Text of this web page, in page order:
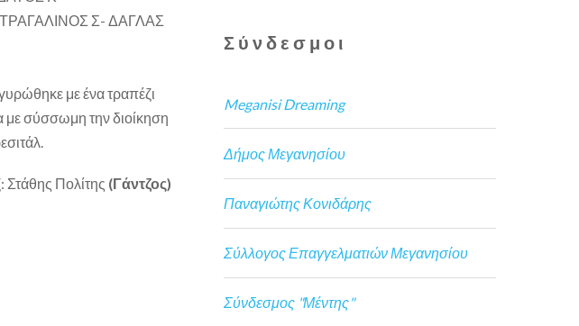
Σ- ΔΑΓΛΑΣ
με ένα τραπέζι
με σύσσωμη την διοίκηση
Στάθης Πολίτης (Γάντζος)
Σύνδεσμοι
Meganisi Dreaming
Δήμος Μεγανησίου
Παναγιώτης Κονιδάρης
Σύλλογος Επαγγελματιών Μεγανησίου
Σύνδεσμος "Μέντης"